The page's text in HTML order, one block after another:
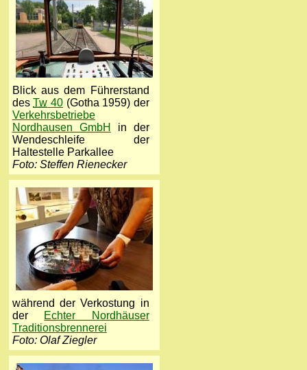
Blick aus dem Führerstand
desTw 40 (Gotha 1959) der
Verkehrsbetriebe
Nordhausen GmbH
in der
Wendeschleife der
Haltestelle Parkallee
Foto: Steffen Rienecker
während der Verkostung in
der
Echter Nordhäuser
Traditionsbrennerei
Foto: Olaf Ziegler